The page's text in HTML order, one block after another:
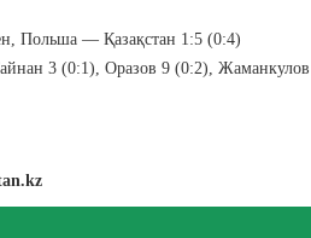
Польша — Қазақстан 1:5 (0:4)
3 (0:1), Оразов 9 (0:2),